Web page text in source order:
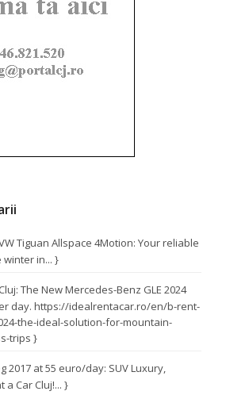
Tiguan Allspace 4Motion: Your reliable
in... }
The New Mercedes-Benz GLE 2024
day. https://idealrentacar.ro/en/b-rent-
the-ideal-solution-for-mountain-
trips }
2017 at 55 euro/day: SUV Luxury,
a Car Cluj!... }